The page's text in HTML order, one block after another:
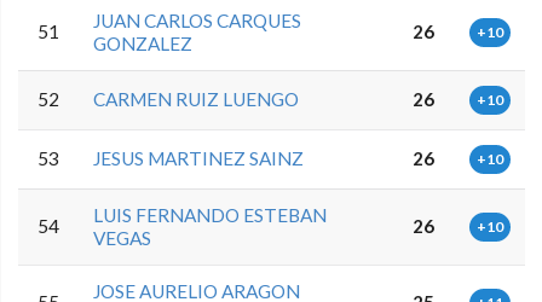
51
JUAN CARLOS CARQUES
GONZALEZ
26 +10
52 CARMEN RUIZ LUENGO 26 +10
53 JESUS MARTINEZ SAINZ 26 +10
54
LUIS FERNANDO ESTEBAN
VEGAS
26 +10
JOSE AURELIO ARAGON